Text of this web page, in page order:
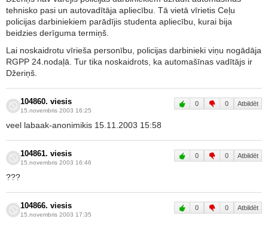
tehnisko pasi un autovadītāja apliecību. Tā vietā vīrietis Ceļu
policijas darbiniekiem parādījis studenta apliecību, kurai bija
beidzies derīguma termiņš.
Lai noskaidrotu vīrieša personību, policijas darbinieki viņu nogādāja
RGPP 24.nodaļā. Tur tika noskaidrots, ka automašīnas vadītājs ir
Džeriņš.
104860. viesis
15.novembris 2003 16:25
0 0 Atbildēt
veel labaak-anonimikis 15.11.2003 15:58
104861. viesis
15.novembris 2003 16:46
0 0 Atbildēt
???
104866. viesis
15.novembris 2003 17:35
0 0 Atbildēt